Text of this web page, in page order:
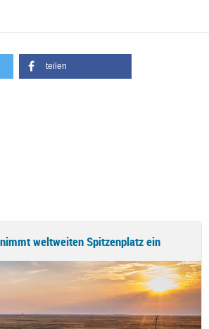
teilen
weltweiten Spitzenplatz ein